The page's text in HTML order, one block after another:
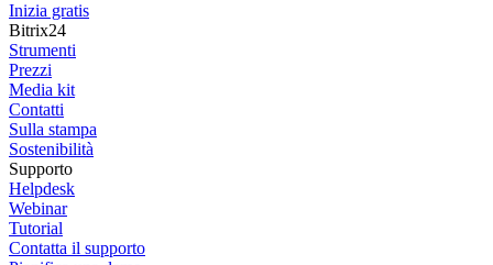
Inizia gratis
Bitrix24
Strumenti
Prezzi
Media kit
Contatti
Sulla stampa
Sostenibilità
Supporto
Helpdesk
Webinar
Tutorial
Contatta il supporto